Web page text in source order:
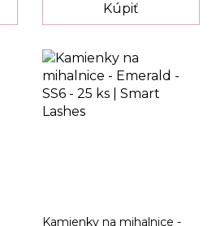
Kúpiť
Kamienky na mihalnice -